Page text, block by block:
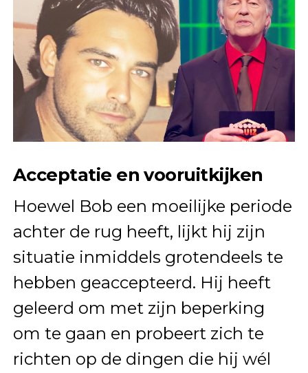
Acceptatie en vooruitkijken
Hoewel Bob een moeilijke periode
achter de rug heeft, lijkt hij zijn
situatie inmiddels grotendeels te
hebben geaccepteerd. Hij heeft
geleerd om met zijn beperking
om te gaan en probeert zich te
richten op de dingen die hij wél